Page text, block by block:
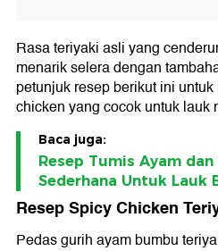
Rasa teriyaki asli yang
menarik selera dengan
petunjuk resep berikut ini
chicken yang cocok untuk lauk
Baca juga:
Resep Tumis Ayam
Sederhana Untuk Lauk
Resep Spicy Chicken
Pedas gurih ayam bumbu